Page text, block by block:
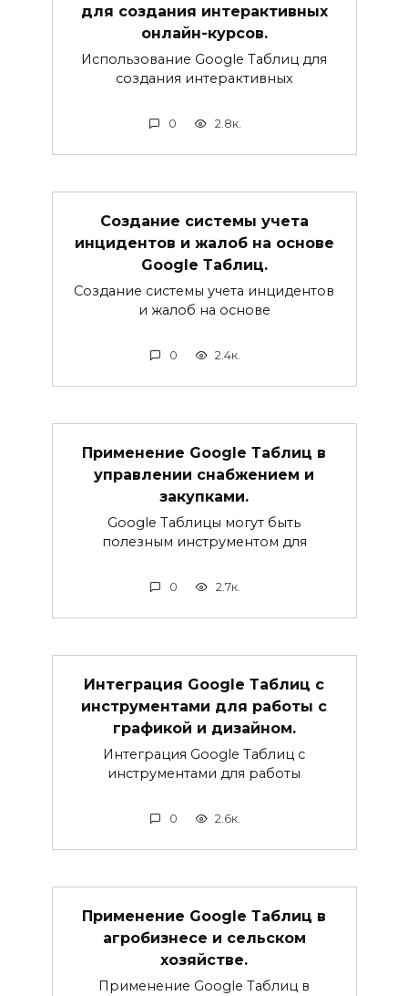
для создания интерактивных
онлайн-курсов.
Использование Google Таблиц для
создания интерактивных
0 2.8к.
Создание системы учета
инцидентов и жалоб на основе
Google Таблиц.
Создание системы учета инцидентов
и жалоб на основе
0 2.4к.
Применение Google Таблиц в
управлении снабжением и
закупками.
Google Таблицы могут быть
полезным инструментом для
0 2.7к.
Интеграция Google Таблиц с
инструментами для работы с
графикой и дизайном.
Интеграция Google Таблиц с
инструментами для работы
0 2.6к.
Применение Google Таблиц в
агробизнесе и сельском
хозяйстве.
Применение Google Таблиц в